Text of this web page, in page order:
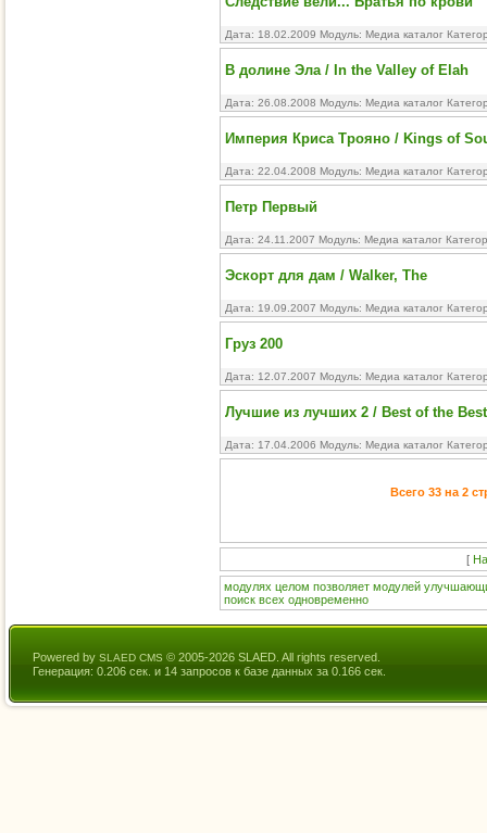
Дата: 18.02.2009 Модуль: Медиа каталог
В долине Эла / In the Valley of Elah
Дата: 26.08.2008 Модуль: Медиа каталог
Империя Криса Трояно / Kings of
Дата: 22.04.2008 Модуль: Медиа каталог
Петр Первый
Дата: 24.11.2007 Модуль: Медиа каталог
Эскорт для дам / Walker, The
Дата: 19.09.2007 Модуль: Медиа каталог
Груз 200
Дата: 12.07.2007 Модуль: Медиа каталог
Лучшие из лучших 2 / Best of the
Дата: 17.04.2006 Модуль: Медиа каталог
Всего 33 на 2
[
модулях целом позволяет модулей
поиск всех одновременно
Powered by SLAED CMS © 2005-2026 SLAED. All rights reserved.
Генерация: 0.206 сек. и 14 запросов к базе данных за 0.166 сек.